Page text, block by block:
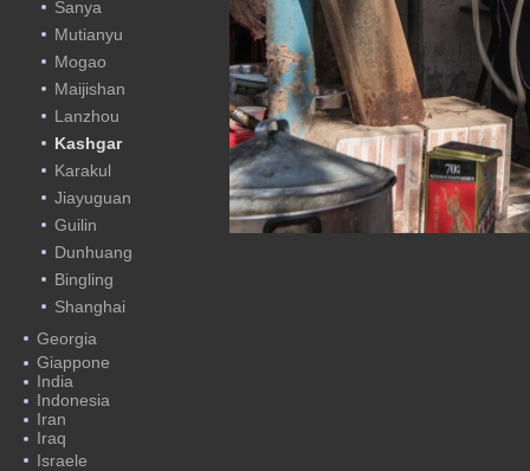
Sanya
Mutianyu
Mogao
Maijishan
Lanzhou
Kashgar
Karakul
Jiayuguan
Guilin
Dunhuang
Bingling
Shanghai
Georgia
Giappone
India
Indonesia
Iran
Iraq
Israele